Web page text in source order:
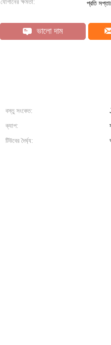
যোগানের ক্ষমতা: প্রতি
ভালো দাম
বস্তু সংকেত:
ক্যাপ:
টিউবের দৈর্ঘ্য: